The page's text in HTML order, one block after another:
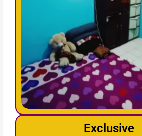
Exclusive